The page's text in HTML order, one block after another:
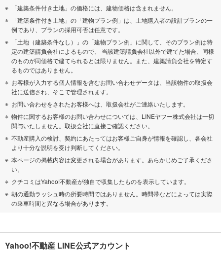
「建築条件付き土地」の価格には、建物価格は含まれません。
「建築条件付き土地」の「建物プラン例」は、土地購入者の設計プランの一
例であり、プランの採用可否は任意です。
「土地（建築条件なし）」の「建物プラン例」に関して、そのプラン例は特
定の建築請負会社によるもので、 当該建築請負会社以外で建てた場合、同様
のものが同価格で建てられるとは限りません。また、建築請負会社を特定す
るものではありません。
お客様が入力する個人情報を含むお問い合わせデータは、当該物件の取扱会
社に送信され、そこで管理されます。
お問い合わせをされたお客様へは、取扱会社がご連絡いたします。
物件に関するお客様のお問い合わせについては、LINEヤフー株式会社は一切
関与いたしません。取扱会社に直接ご確認ください。
不動産購入の検討、契約にあたってはお客様ご自身が情報を確認し、各会社
より十分な説明を受け判断してください。
本ページの掲載内容は変更される場合があります。あらかじめご了承くださ
い。
クチコミはYahoo!不動産が独自で収集したものを表示しています。
朝の通勤ラッシュ時の所要時間ではありません。時間帯などによっては実際
の乗車時間と異なる場合があります。
Yahoo!不動産 LINE公式アカウント